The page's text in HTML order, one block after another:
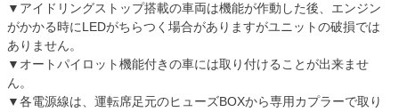
▼アイドリングストップ搭載の車両は機能が作動した後、エンジン
がかかる時にLEDがちらつく場合がありますがユニットの破損では
ありません。
▼オートパイロット機能付きの車には取り付けることが出来ませ
ん。
▼各電源線は、運転席足元のヒューズBOXから専用カプラーで取り